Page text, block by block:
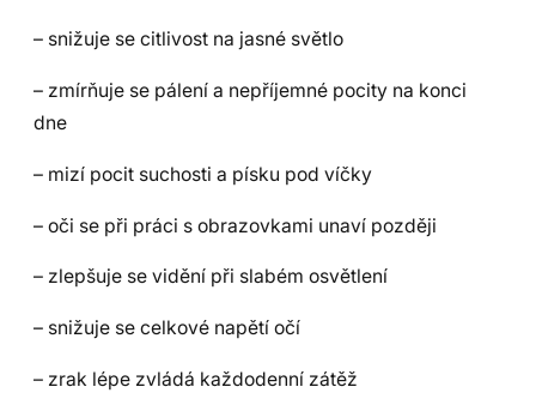
– snižuje se citlivost na jasné světlo
– zmírňuje se pálení a nepříjemné pocity na konci
dne
– mizí pocit suchosti a písku pod víčky
– oči se při práci s obrazovkami unaví později
– zlepšuje se vidění při slabém osvětlení
– snižuje se celkové napětí očí
– zrak lépe zvládá každodenní zátěž